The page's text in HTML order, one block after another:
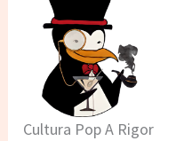
Cultura Pop A Rigor